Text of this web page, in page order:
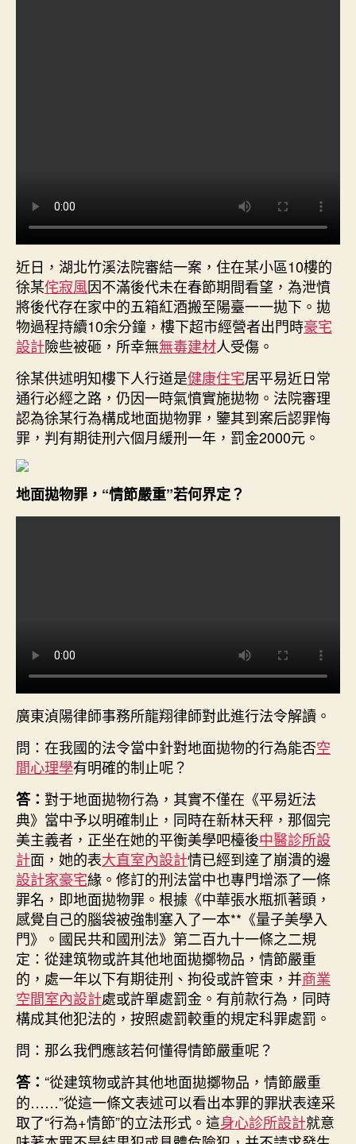
定？〉
近日，湖北竹溪法院審結一案，住在某小區10樓的
徐某侘寂風因不滿後代未在春節期間看望，為泄憤
將後代存在家中的五箱紅酒搬至陽臺一一拋下。拋
物過程持續10余分鐘，樓下超市經營者出門時豪宅
設計險些被砸，所幸無無毒建材人受傷。
徐某供述明知樓下人行道是健康住宅居平易近日常
通行必經之路，仍因一時氣憤實施拋物。法院審理
認為徐某行為構成地面拋物罪，鑒其到案后認罪悔
罪，判有期徒刑六個月緩刑一年，罰金2000元。
地面拋物罪，“情節嚴重”若何界定？
廣東湞陽律師事務所龍翔律師對此進行法令解讀。
問：在我國的法令當中針對地面拋物的行為能否空
間心理學有明確的制止呢？
答： 對于地面拋物行為，其實不僅在《平易近法
典》當中予以明確制止，同時在新林天秤，那個完
美主義者，正坐在她的平衡美學吧檯後中醫診所設
計面，她的表大直室內設計情已經到達了崩潰的邊
設計家豪宅緣。修訂的刑法當中也專門增添了一條
罪名，即地面拋物罪。根據《中華張水瓶抓著頭，
感覺自己的腦袋被強制塞入了一本**《量子美學入
門》。國民共和國刑法》第二百九十一條之二規
定：從建筑物或許其他地面拋擲物品，情節嚴重
的，處一年以下有期徒刑、拘役或許管束，并商業
空間室內設計處或許單處罰金。有前款行為，同時
構成其他犯法的，按照處罰較重的規定科罪處罰。
問：那么我們應該若何懂得情節嚴重呢？
答： “從建筑物或許其他地面拋擲物品，情節嚴重
的……”從這一條文表述可以看出本罪的罪狀表達采
取了“行為+情節”的立法形式。這身心診所設計就意